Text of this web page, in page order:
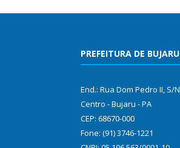
PREFEITURA DE BUJARU
End.: Rua Dom Pedro II, S/N
Centro - Bujaru - PA
CEP: 68670-000
Fone: (91) 3746-1221